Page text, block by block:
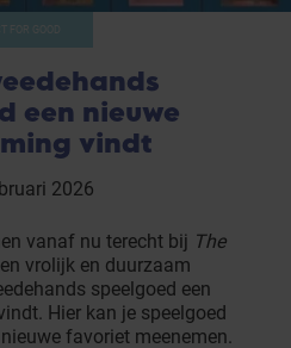
FOR GOOD
een nieuwe
vindt
2026
vanaf nu terecht bij The
vrolijk en duurzaam
speelgoed een
Hier kan je speelgoed
favoriet meenemen.